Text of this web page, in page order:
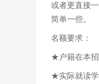
或者更直接
简单一些。
名额要求：
★户籍在本招
★实际就读学